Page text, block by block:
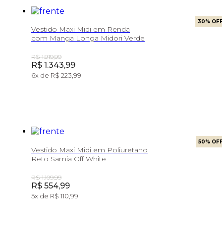
Vestido Maxi Midi em Renda
com Manga Longa Midori Verde
30%
Original Price:
R$ 1.919,99
Price:
R$ 1.343,99
6x de R$ 223,99
Vestido Maxi Midi em Poliuretano
Reto Samia Off White
50%
Original Price:
R$ 1.109,99
Price:
R$ 554,99
5x de R$ 110,99